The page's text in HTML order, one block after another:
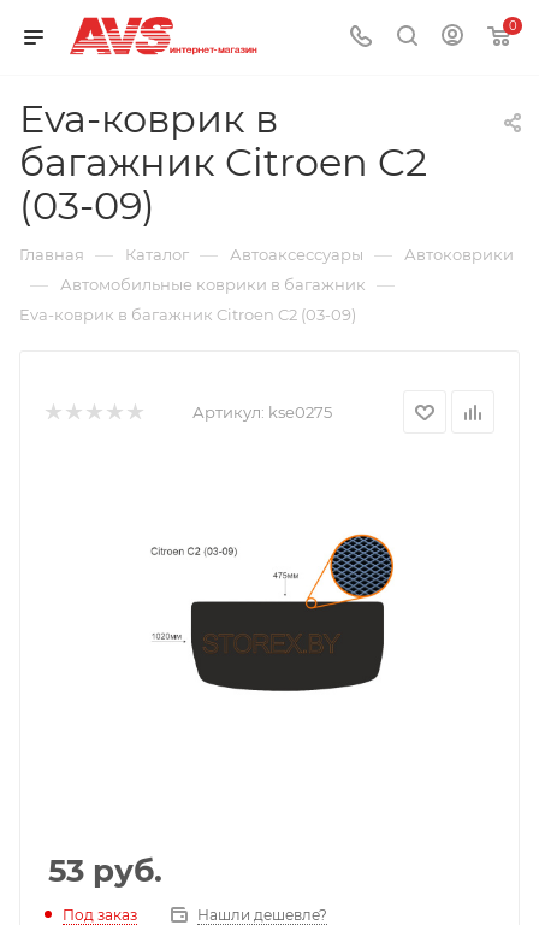
0
Eva-коврик в
багажник Citroen C2
(03-09)
Главная — Каталог — Автоаксессуары — Автоковрики
— Автомобильные коврики в багажник —
Eva-коврик в багажник Citroen C2 (03-09)
Артикул: kse0275
53 руб.
Под заказ Нашли дешевле?